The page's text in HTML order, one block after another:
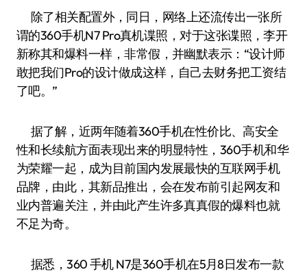
除了相关配置外，同日，网络上还流传出一张所
谓的360手机N7 Pro真机谍照，对于这张谍照，李开
新称其和爆料一样，非常假，并幽默表示：“设计师
敢把我们Pro的设计做成这样，自己去财务把工资结
了吧。”
据了解，近两年随着360手机在性价比、高安全
性和长续航方面表现出来的明显特性，360手机和华
为荣耀一起，成为目前国内发展最快的互联网手机
品牌，由此，其新品推出，会在发布前引起网友和
业内普遍关注，并由此产生许多真真假的爆料也就
不足为奇。
据悉，360 手机 N7是360手机在5月8日发布一款